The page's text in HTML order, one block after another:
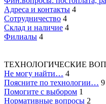
Адреса и контакты 4
Сотрудничество 4
Склад и наличие 4
Филиалы 4
ТЕХНОЛОГИЧЕСКИЕ
Не могу найти… 4
Поясните по технологии… 9
Помогите с выбором 1
Нормативные вопросы 2